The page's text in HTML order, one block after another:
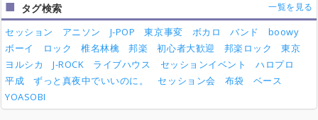
タグ検索 一覧を見る
セッション アニソン J-POP 東京事変 ボカロ バンド
boowy
ボーイ
ロック 椎名林檎 邦楽 初心者大歓迎 邦楽ロック
東京
ヨルシカ
J-ROCK ライブハウス セッションイベント
ハロプロ
平成
ずっと真夜中でいいのに。 セッション会 布袋
ベース
YOASOBI